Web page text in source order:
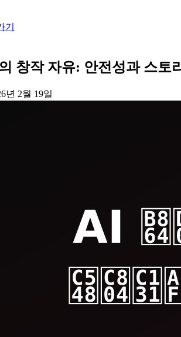
기
창작 자유: 안전성과 스토
년 2월 19일